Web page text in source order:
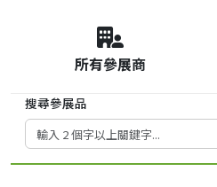
所有參展商
搜尋參展品